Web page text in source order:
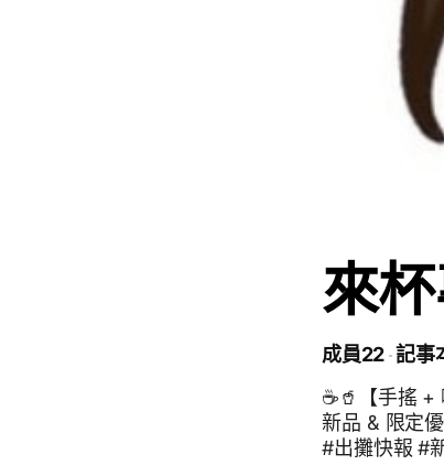
來
成員22 記事
☕🥤【手搖
新品 & 限定
#出攤快報 #